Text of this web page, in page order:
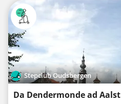
Stepclub Oudsbergen
Da Dendermonde ad Aalst